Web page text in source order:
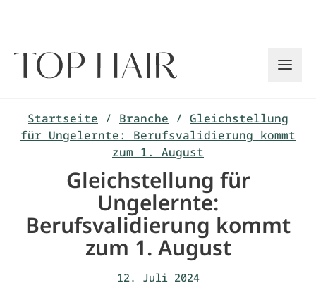
Startseite / Branche / Gleichstellung
für Ungelernte: Berufsvalidierung kommt
zum 1. August
Gleichstellung für
Ungelernte:
Berufsvalidierung kommt
zum 1. August
12. Juli 2024